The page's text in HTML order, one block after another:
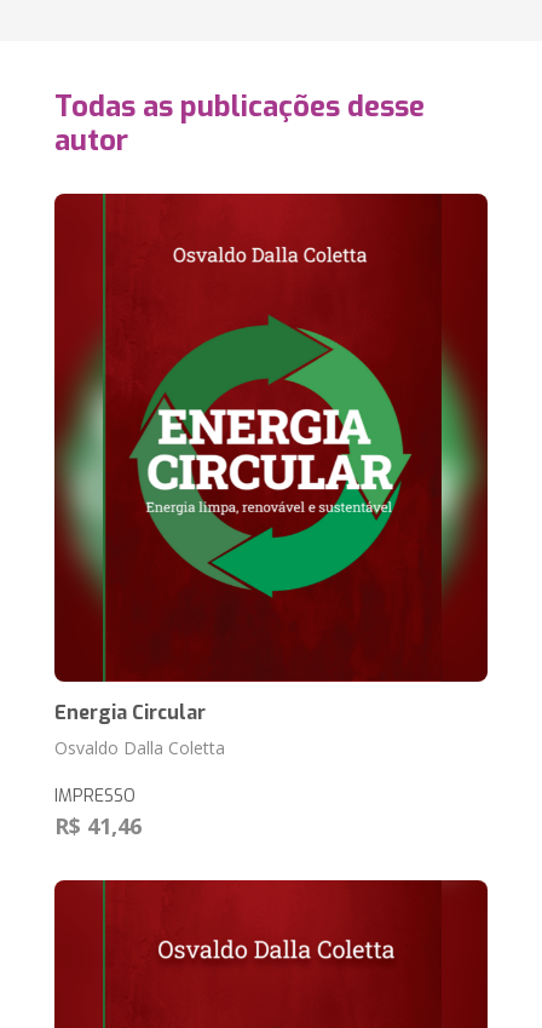
Todas as publicações desse
autor
Energia Circular
Osvaldo Dalla Coletta
IMPRESSO
R$ 41,46